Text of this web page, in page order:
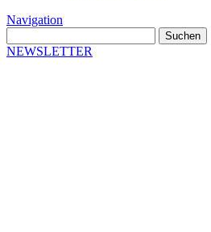
Navigation
nach:
NEWSLETTER